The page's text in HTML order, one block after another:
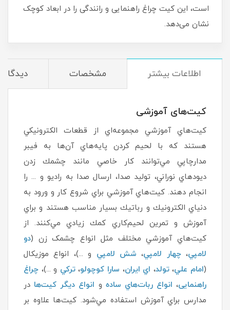
است، این کیت چراغ راهنمایی و رانندگی را در ابعاد کوچک
نشان می‌دهد.
اطلاعات بیشتر مشخصات
کیت‌های آموزشی
كيت‌هاي آموزشي مجموعه‌اي از قطعات الكترونيكي
هستند كه با لحيم كردن پايه‌هاي آن‌ها به فيبر
مدارچاپي ‌مي‌توانند كار خاصي مانند چشمك‌ زدن
ديودهاي نوراني، توليد صدا، ارسال صدا به راديو و ... را
انجام دهند. كيت‌هاي آموزشي براي شروع كار و ورود به
دنياي الكترونيك و رباتيك بسيار مناسب هستند و براي
آموزش و تمرين لحيم‌كاري كمك زيادي مي‌كنند. از
كيت‌هاي آموزشي مختلف مثل انواع چشمک زن (دو
لامپي،چهار لامپي، شش لامپي و ...)، انواع موزيكال
(امام علي،تولد، اي ايران، سارا كوچولو،تركي و ...)، چراغ
راهنمایی، انواع ربات‌هاي ساده و انواع ديگر كيت‌ها در
مدارس براي آموزش استفاده مي‌شود. كيت‌ها علاوه بر